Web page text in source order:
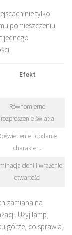
nie tylko
pomieszczeniu.
jednego
Efekt
Równomierne
rozproszenie światła
i dodanie
charakteru
cieni i wrażenie
otwartości
zamiana na
Użyj lamp,
górze, co sprawia,